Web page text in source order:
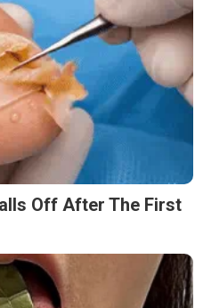
Off After The First